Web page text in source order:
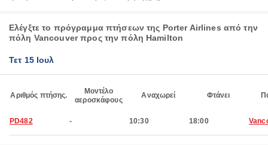
Ελέγξτε το πρόγραμμα πτήσεων της Porter Airlines από την
πόλη Vancouver προς την πόλη Hamilton
Τετ 15 Ιουλ
Αριθμός πτήσης.
Μοντέλο
αεροσκάφους
Αναχωρεί Φτάνει
PD482 - 10:30 18:00